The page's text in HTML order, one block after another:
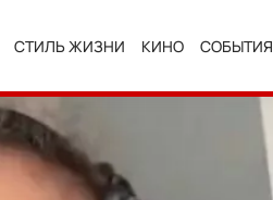
СТИЛЬ ЖИЗНИ КИНО СОБЫТИЯ